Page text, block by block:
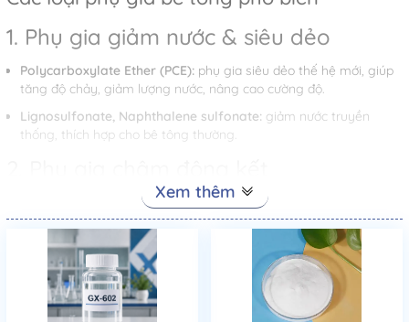
1. Phụ gia giảm nước & siêu dẻo
Polycarboxylate Ether (PCE): phụ gia siêu dẻo thế hệ mới, giúp
tăng độ chảy, giảm lượng nước, nâng cao cường độ.
Lignosulfonate, Naphthalene sulfonate: giảm nước truyền
thống, thích hợp cho bê tông thường.
Giúp kéo dài thời gian ninh kết, thuận tiện cho việc đổ bê tông
khối lớn hoặc vận chuyển xa.
3. Phụ gia chống thấm
Ngăn nước thấm qua mao quản bê tông.
Ứng dụng trong công trình ngầm, hồ chứa, bể nước, mái sàn.
Xem thêm